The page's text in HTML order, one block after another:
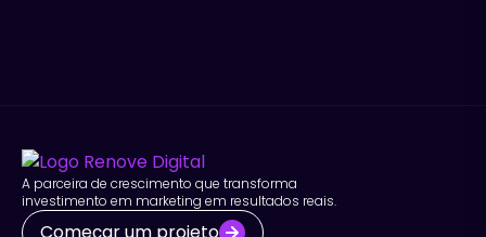
A parceira de crescimento que transforma
investimento em marketing em resultados reais.